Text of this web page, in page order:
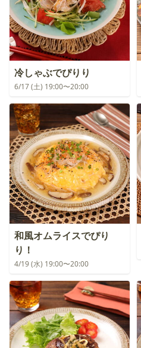
冷しゃぶでぴりり
6/17 (土) 19:00〜20:00
和風オムライスでぴり
り！
4/19 (水) 19:00〜20:00